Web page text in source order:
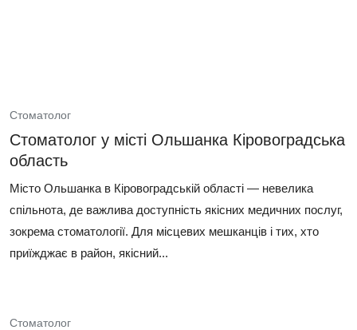
Стоматолог
Стоматолог у місті Ольшанка Кіровоградська
область
Місто Ольшанка в Кіровоградській області — невелика
спільнота, де важлива доступність якісних медичних послуг,
зокрема стоматології. Для місцевих мешканців і тих, хто
приїжджає в район, якісний...
Стоматолог